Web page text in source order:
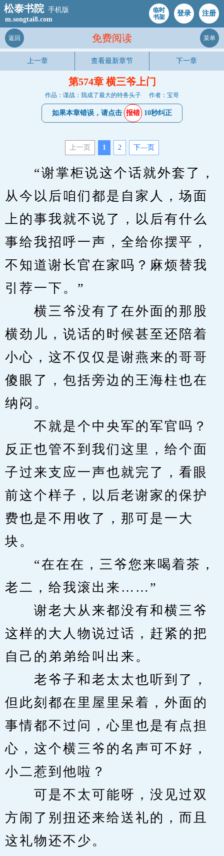
松泰书院 手机版
m.songtai8.com
临时
书架
登录 注册
免费阅读
返回 菜单
上一章 查看最新章节 下一章
第574章 横三爷上门
作品：谍战：我成了最大的特务头子 作者：宝哥
如果本章错误，请点击 报错 10秒纠正
上一页 1 2 下—页
“谢掌柜说这个话就外套了，
从今以后咱们都是自家人，场面
上的事我就不说了，以后有什么
事给我招呼一声，全给你摆平，
不知道谢长官在家吗？麻烦替我
引荐一下。”
横三爷没有了在外面的那股
横劲儿，说话的时候甚至还陪着
小心，这不仅仅是谢燕来的哥哥
傻眼了，包括旁边的王海柱也在
纳闷。
不就是个中央军的军官吗？
反正也管不到我们这里，给个面
子过来支应一声也就完了，看眼
前这个样子，以后老谢家的保护
费也是不用收了，那可是一大
块。
“在在在，三爷您来喝着茶，
老二，给我滚出来……”
谢老大从来都没有和横三爷
这样的大人物说过话，赶紧的把
自己的弟弟给叫出来。
老爷子和老太太也听到了，
但此刻都在里屋里呆着，外面的
事情都不过问，心里也是有点担
心，这个横三爷的名声可不好，
小二惹到他啦？
可是不太可能呀，没见过双
方闹了别扭还来给送礼的，而且
这礼物还不少。